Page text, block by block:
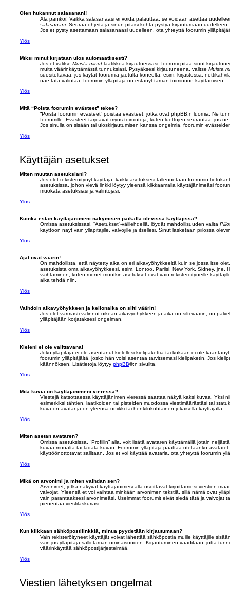
Olen hukannut salasanani!
Älä panikoi! Vaikka salasanaasi ei voida palauttaa, se voidaan asettaa
salasanani. Seuraa ohjeita ja sinun pitäisi kohta pystyä kirjautumaan uudelleen.
Jos et pysty asettamaan salasanaasi uudelleen, ota yhteyttä foorumin
Ylös
Miksi minut kirjataan ulos automaattisesti?
Jos et valitse Muista minut-laatikkoa kirjautuessasi, foorumi pitää sinut
muita väärinkäyttämästä tunnuksiasi. Pysyäksesi kirjautuneena, valitse Muista
suositeltavaa, jos käytät foorumia jaetulta koneelta, esim. kirjastossa,
näe tätä valintaa, foorumin ylläpitäjä on estänyt tämän toiminnon käyttämisen.
Ylös
Mitä “Poista foorumin evästeet” tekee?
“Poista foorumin evästeet” poistaa evästeet, jotka ovat phpBB:n luomia. Ne
foorumille. Evästeet tarjoavat myös toimintoja, kuten luettujen seurantaa, jos
Jos sinulla on sisään tai uloskirjautumisen kanssa ongelmia, foorumin
Ylös
Käyttäjän asetukset
Miten muutan asetuksiani?
Jos olet rekisteröitynyt käyttäjä, kaikki asetuksesi tallennetaan foorumin
asetuksissa, johon vievä linkki löytyy yleensä klikkaamalla käyttäjänimeäsi
muokata asetuksiasi ja valintojasi.
Ylös
Kuinka estän käyttäjänimeni näkymisen paikalla olevissa käyttäjissä?
Omissa asetuksissasi, “Asetukset”-välilehdellä, löydät mahdollisuuden valita
käyttöön näyt vain ylläpitäjille, valvojille ja itsellesi. Sinut lasketaan piilossa
Ylös
Ajat ovat väärin!
On mahdollista, että näytetty aika on eri aikavyöhykkeeltä kuin se jossa itse
asetuksista oma aikavyöhykkeesi, esim. Lontoo, Pariisi, New York, Sidney, jne.
vaihtaminen, kuten monet muutkin asetukset ovat vain rekisteröityneille
aika tehdä niin.
Ylös
Vaihdoin aikavyöhykkeen ja kellonaika on silti väärin!
Jos olet varmasti valinnut oikean aikavyöhykkeen ja aika on silti väärin, on
ylläpitäjään korjataksesi ongelman.
Ylös
Kieleni ei ole valittavana!
Joko ylläpitäjä ei ole asentanut kielellesi kielipakettia tai kukaan ei ole
foorumin ylläpitäjältä, josko hän voisi asentaa tarvitsemasi kielipaketin. Jos
käännöksen. Lisätietoja löytyy phpBB®:n sivuilta.
Ylös
Mitä kuvia on käyttäjänimeni vieressä?
Viestejä katsottaessa käyttäjänimen vieressä saattaa näkyä kaksi kuvaa. Yksi
esimerkiksi tähtien, laatikoiden tai pisteiden muodossa viestimäärästäsi tai
kuva on avatar ja on yleensä uniikki tai henkilökohtainen jokaisella käyttäjällä.
Ylös
Miten asetan avataren?
Omissa asetuksissa, “Profiilin” alla, voit lisätä avataren käyttämällä jotain
kuvaa muualta tai ladata kuvan. Foorumin ylläpitäjä päättää otetaanko
käyttöönottotavat sallitaan. Jos et voi käyttää avataria, ota yhteyttä foorumin
Ylös
Mikä on arvonimi ja miten vaihdan sen?
Arvonimet, jotka näkyvät käyttäjänimesi alla osoittavat kirjoittamiesi viestien
valvojat. Yleensä et voi vaihtaa minkään arvonimen tekstiä, sillä nämä ovat
vain parantaaksesi arvonimeäsi. Useimmat foorumit eivät siedä tätä ja valvojat
pienentää viestilaskuriasi.
Ylös
Kun klikkaan sähköpostilinkkiä, minua pyydetään kirjautumaan?
Vain rekisteröityneet käyttäjät voivat lähettää sähköpostia muille käyttäjille
vain jos ylläpitäjä sallii tämän ominaisuuden. Kirjautuminen vaaditaan, jotta
väärinkäyttää sähköpostijärjestelmää.
Ylös
Viestien lähetyksen ongelmat